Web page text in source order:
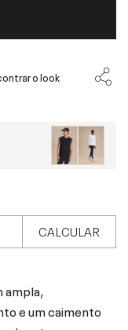
o look
CALCULAR
ampla,
e um caimento